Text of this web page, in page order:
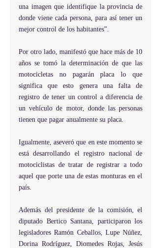
una imagen que identifique la provincia de
donde viene cada persona, para así tener un
mejor control de los habitantes”.
Por otro lado, manifestó que hace más de 10
años se tomó la determinación de que las
motocicletas no pagarán placa lo que
significa que esto genera una falta de
registro de tener un control a diferencia de
un vehículo de motor, donde las personas
tienen que pagar anualmente su placa.
Igualmente, aseveró que en este momento se
está desarrollando el registro nacional de
motociclistas de tratar de registrar a todo
aquel que porte una de estas monturas en el
país.
Además del presidente de la comisión, el
diputado Bertico Santana, participaron los
legisladores Ramón Ceballos, Lupe Núñez,
Dorina Rodríguez, Diomedes Rojas, Jesús